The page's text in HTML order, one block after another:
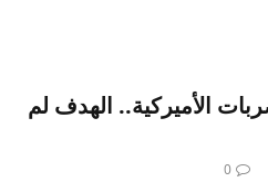
الأميركية.. الهدف لم
0